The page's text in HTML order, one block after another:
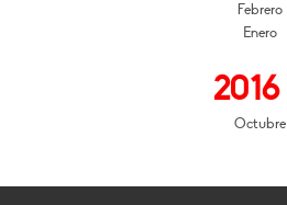
Febrero
Enero
2016
Octubre